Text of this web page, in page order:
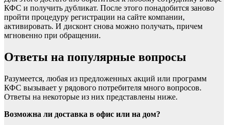
КФС и получить дубликат. После этого понадобится заново
пройти процедуру регистрации на сайте компании,
активировать. И дисконт снова можно получать, причем
мгновенно при обращении.
Ответы на популярные вопросы
Разумеется, любая из предложенных акций или программ
КФС вызывает у рядового потребителя много вопросов.
Ответы на некоторые из них представлены ниже.
Возможна ли доставка в офис или на дом?